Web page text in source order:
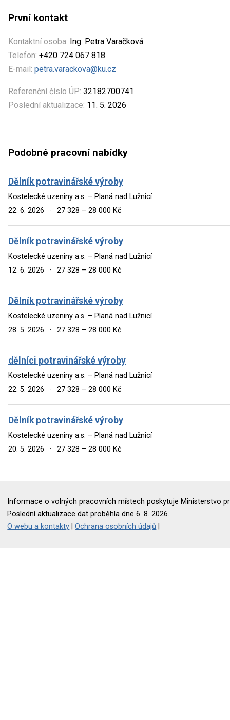
První kontakt
Kontaktní osoba: Ing. Petra Varačková
Telefon: +420 724 067 818
E-mail: petra.varackova@ku.cz
Referenční číslo ÚP: 32182700741
Poslední aktualizace: 11. 5. 2026
Podobné pracovní nabídky
Dělník potravinářské výroby
Kostelecké uzeniny a.s. – Planá nad Lužnicí
22. 6. 2026
· 27 328 – 28 000 Kč
Dělník potravinářské výroby
Kostelecké uzeniny a.s. – Planá nad Lužnicí
12. 6. 2026
· 27 328 – 28 000 Kč
Dělník potravinářské výroby
Kostelecké uzeniny a.s. – Planá nad Lužnicí
28. 5. 2026
· 27 328 – 28 000 Kč
dělníci potravinářské výroby
Kostelecké uzeniny a.s. – Planá nad Lužnicí
22. 5. 2026
· 27 328 – 28 000 Kč
Dělník potravinářské výroby
Kostelecké uzeniny a.s. – Planá nad Lužnicí
20. 5. 2026
· 27 328 – 28 000 Kč
Informace o volných pracovních místech poskytuje Ministerstvo
Poslední aktualizace dat proběhla dne 6. 8. 2026.
O webu a kontakty |Ochrana osobních údajů